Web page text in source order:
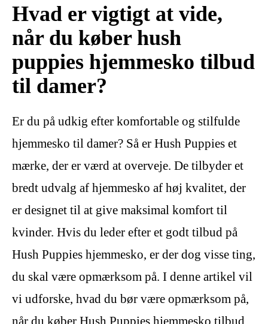
Hvad er vigtigt at vide,
når du køber hush
puppies hjemmesko tilbud
til damer?
Er du på udkig efter komfortable og stilfulde
hjemmesko til damer? Så er Hush Puppies et
mærke, der er værd at overveje. De tilbyder et
bredt udvalg af hjemmesko af høj kvalitet, der
er designet til at give maksimal komfort til
kvinder. Hvis du leder efter et godt tilbud på
Hush Puppies hjemmesko, er der dog visse ting,
du skal være opmærksom på. I denne artikel vil
vi udforske, hvad du bør være opmærksom på,
når du køber Hush Puppies hjemmesko tilbud